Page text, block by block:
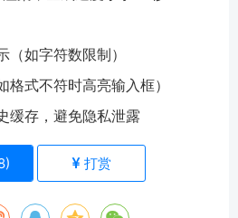
（如字符数限制）
格式不符时高亮输入框）
缓存，避免隐私泄露
) 打赏